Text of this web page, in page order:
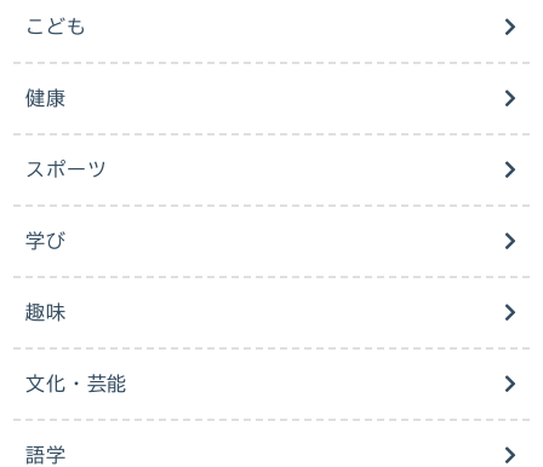
こども
健康
スポーツ
学び
趣味
文化・芸能
語学